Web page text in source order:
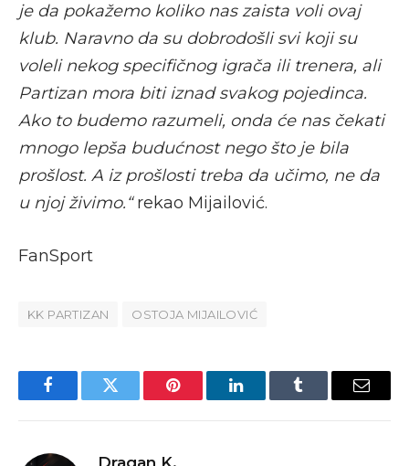
je da pokažemo koliko nas zaista voli ovaj
klub. Naravno da su dobrodošli svi koji su
voleli nekog specifičnog igrača ili trenera, ali
Partizan mora biti iznad svakog pojedinca.
Ako to budemo razumeli, onda će nas čekati
mnogo lepša budućnost nego što je bila
prošlost. A iz prošlosti treba da učimo, ne da
u njoj živimo.“rekao Mijailović.
FanSport
KK PARTIZAN OSTOJA MIJAILOVIĆ
FacebookTwitter Pinterest LinkedInTumblr Email
Dragan K.